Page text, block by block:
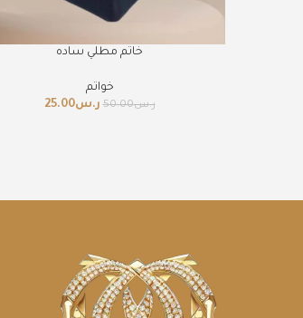
خاتم مطلي ساده
خواتم
ر.س50.00 ر.س25.00